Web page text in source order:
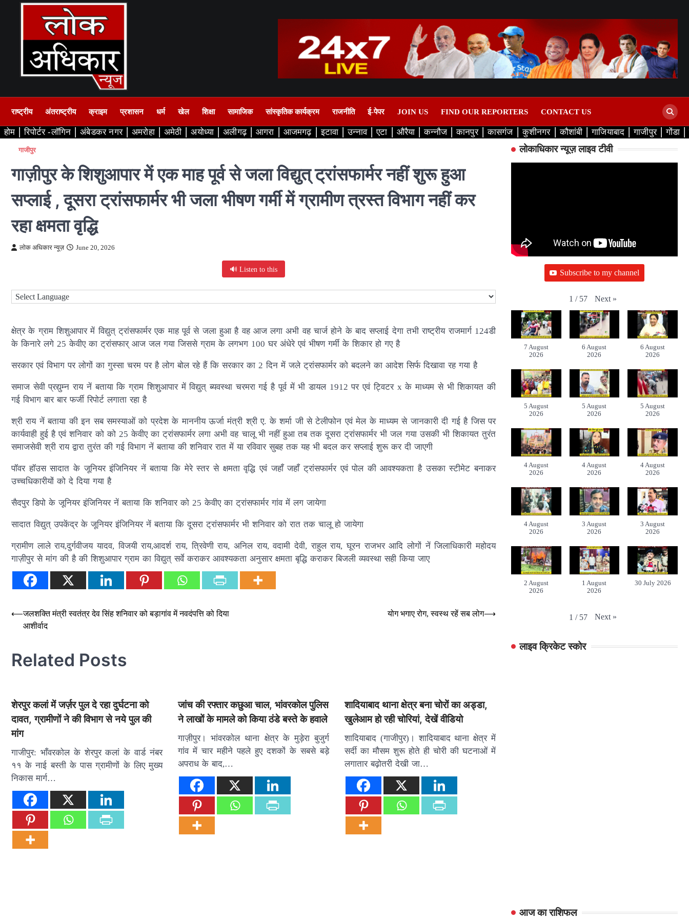
राष्ट्रीय अंतराष्ट्रीय क्राइम प्रशासन धर्म खेल शिक्षा सामाजिक सांस्कृतिक कार्यक्रम राजनीति ई-पेपर JOIN US FIND OUR REPORTERS CONTACT US
होम रिपोर्टर -लॉगिन अंबेडकर नगर अमरोहा अमेठी अयोध्या अलीगढ़ आगरा आजमगढ़ इटावा उन्नाव एटा औरैया कन्नौज कानपुर कासगंज कुशीनगर कौशांबी गाजियाबाद गाजीपुर गोंडा
गाजीपुर
गाज़ीपुर के शिशुआपार में एक माह पूर्व से जला विद्युत् ट्रांसफार्मर नहीं शुरू हुआ
सप्लाई , दूसरा ट्रांसफार्मर भी जला भीषण गर्मी में ग्रामीण त्रस्त विभाग नहीं कर
रहा क्षमता वृद्धि
लोक अधिकार न्यूज़ June 20, 2026
🔊 Listen to this
क्षेत्र के ग्राम शिशुआपार में विद्युत् ट्रांसफार्मर एक माह पूर्व से जला हुआ है वह आज लगा अभी वह चार्ज होने के बाद सप्लाई देगा तभी राष्ट्रीय राजमार्ग 124डी
के किनारे लगे 25 केवीए का ट्रांसफार् आज जल गया जिससे ग्राम के लगभग 100 घर अंधेरे एवं भीषण गर्मी के शिकार हो गए है
सरकार एवं विभाग पर लोगों का गुस्सा चरम पर है लोग बोल रहे हैं कि सरकार का 2 दिन में जले ट्रांसफार्मर को बदलने का आदेश सिर्फ दिखावा रह गया है
समाज सेवी प्रद्युम्न राय नें बताया कि ग्राम शिशुआपार में विद्युत् ब्यवस्था चरमरा गई है पूर्व में भी डायल 1912 पर एवं ट्विटर x के माध्यम से भी शिकायत की
गई विभाग बार बार फर्जी रिपोर्ट लगाता रहा है
श्री राय नें बताया की इन सब समस्याओं को प्रदेश के माननीय ऊर्जा मंत्री श्री ए. के शर्मा जी से टेलीफोन एवं मेल के माध्यम से जानकारी दी गई है जिस पर
कार्यवाही हुई है एवं शनिवार को को 25 केवीए का ट्रांसफार्मर लगा अभी वह चालू भी नहीं हुआ तब तक दूसरा ट्रांसफार्मर भी जल गया उसकी भी शिकायत तुरंत
समाजसेवी श्री राय द्वारा तुरंत की गई विभाग नें बताया की शनिवार रात में या रविवार सुबह तक यह भी बदल कर सप्लाई शुरू कर दी जाएगी
पॉवर हॉउस सादात के जूनियर इंजिनियर नें बताया कि मेरे स्तर से क्षमता वृद्धि एवं जहाँ जहाँ ट्रांसफार्मर एवं पोल की आवश्यकता है उसका स्टीमेट बनाकर
उच्चधिकारीयों को दे दिया गया है
सैदपुर डिपो के जूनियर इंजिनियर नें बताया कि शनिवार को 25 केवीए का ट्रांसफार्मर गांव में लग जायेगा
सादात विद्युत् उपकेंद्र के जूनियर इंजिनियर नें बताया कि दूसरा ट्रांसफार्मर भी शनिवार को रात तक चालू हो जायेगा
ग्रामीण लाले राय,दुर्गवीजय यादव, विजयी राय,आदर्श राय, त्रिवेणी राय, अनिल राय, वदामी देवी, राहुल राय, घूरन राजभर आदि लोगों नें जिलाधिकारी महोदय
गाज़ीपुर से मांग की है की शिशुआपार ग्राम का विद्युत् सर्वे कराकर आवश्यकता अनुसार क्षमता बृद्धि कराकर बिजली व्यवस्था सही किया जाए
Post
navigation
⟵जलशक्ति मंत्री स्वतंत्र देव सिंह शनिवार को बड़ागांव में नवदंपत्ति को दिया
आशीर्वाद
योग भगाए रोग, स्वस्थ रहें सब लोग⟶
Related Posts
शेरपुर कलां में जर्ज़र पुल दे रहा दुर्घटना को
दावत, ग्रामीणों ने की विभाग से नये पुल की
मांग
गाजीपुर: भाँवरकोल के शेरपुर कलां के वार्ड नंबर
११ के नाई बस्ती के पास ग्रामीणों के लिए मुख्य
निकास मार्ग…
​जांच की रफ्तार कछुआ चाल, भांवरकोल पुलिस
ने लाखों के मामले को किया ठंडे बस्ते के हवाले
गाज़ीपुर। भांवरकोल थाना क्षेत्र के मुड़ेरा बुजुर्ग
गांव में चार महीने पहले हुए दशकों के सबसे बड़े
अपराध के बाद,…
शादियाबाद थाना क्षेत्र बना चोरों का अड्डा,
खुलेआम हो रही चोरियां, देखें वीडियो
शादियाबाद (गाजीपुर)। शादियाबाद थाना क्षेत्र में
सर्दी का मौसम शुरू होते ही चोरी की घटनाओं में
लगातार बढ़ोतरी देखी जा…
लोकाधिकार न्यूज़ लाइव टीवी
Subscribe to my channel
1 / 57 Next »
7 August
2026
6 August
2026
6 August
2026
5 August
2026
5 August
2026
5 August
2026
4 August
2026
4 August
2026
4 August
2026
4 August
2026
3 August
2026
3 August
2026
2 August
2026
1 August
2026
30 July 2026
1 / 57 Next »
लाइव क्रिकेट स्कोर
आज का राशिफल